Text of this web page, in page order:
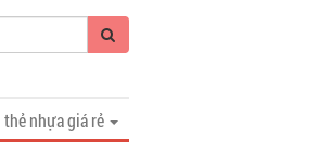
thẻ nhựa giá rẻ